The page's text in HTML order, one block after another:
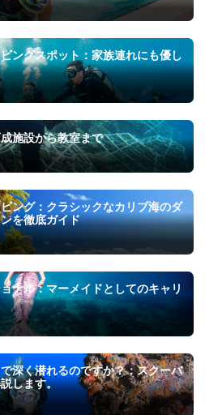
ングスポット：家族連れにも優し
施設から教室まで
ング：クラシックなカリブ海のダ
を徹底ガイド
ナル：マーメイドとしてのキャリ
深く潜れるのですか？：スクーバ
します。